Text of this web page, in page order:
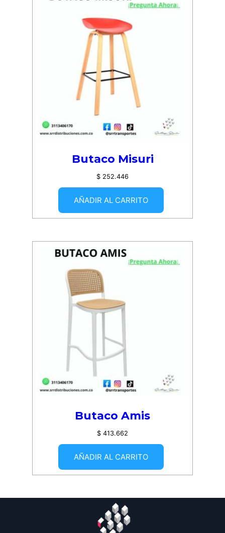
Butaco Misuri
$ 252.446
AÑADIR AL CARRITO
Butaco Amis
$ 413.662
AÑADIR AL CARRITO